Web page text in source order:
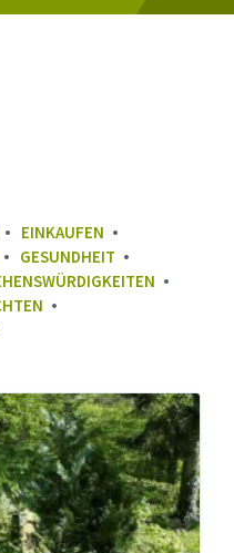
EINKAUFEN
GESUNDHEIT